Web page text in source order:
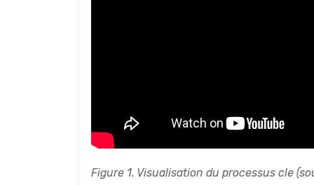
Figure 1. Visualisation du processus cle